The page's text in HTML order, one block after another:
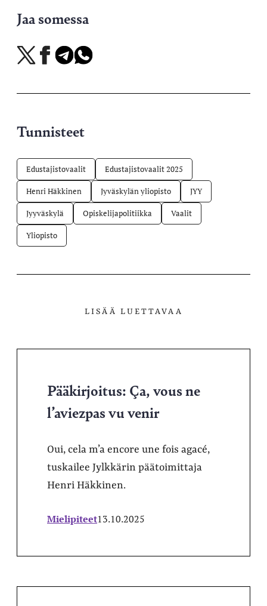
Jaa somessa
Jaa
X-
Jaa
Facebookissa
Jaa
Telegramissa
Jaa
WhatsAppissa
Tunnisteet
Edustajistovaalit Edustajistovaalit 2025
Henri Häkkinen Jyväskylän yliopisto JYY
Jyyväskylä Opiskelijapolitiikka Vaalit
Yliopisto
LISÄÄ LUETTAVAA
Pääkirjoitus: Ça, vous ne
l’aviezpas vu venir
Oui, cela m’a encore une fois agacé,
tuskailee Jylkkärin päätoimittaja
Henri Häkkinen.
Mielipiteet13.10.2025